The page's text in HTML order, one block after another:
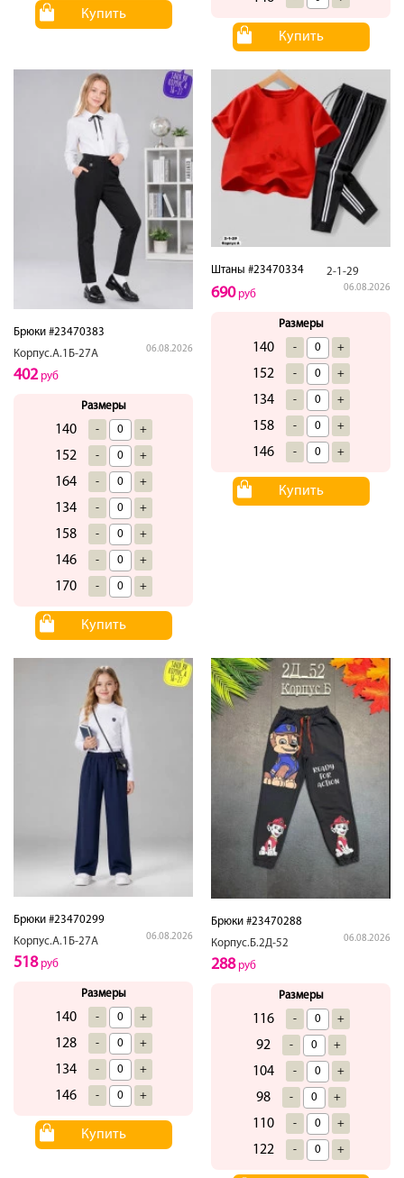
Купить
Купить
Брюки #23470383
Корпус.А.1Б-27А
06.08.2026
402руб
Размеры
140 - +
152 - +
164 - +
134 - +
158 - +
146 - +
170 - +
Купить
Штаны #23470334 2-1-29
06.08.2026
690руб
Размеры
140 - +
152 - +
134 - +
158 - +
146 - +
Купить
Брюки #23470299
Корпус.А.1Б-27А
06.08.2026
518руб
Размеры
140 - +
128 - +
134 - +
146 - +
Купить
Брюки #23470288
Корпус.Б.2Д-52
06.08.2026
288руб
Размеры
116 - +
92 - +
104 - +
98 - +
110 - +
122 - +